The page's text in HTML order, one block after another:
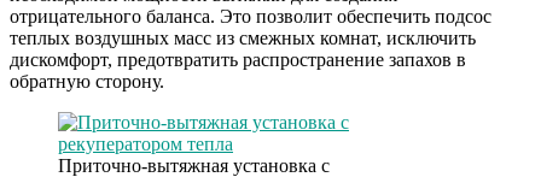
отрицательного баланса. Это позволит обеспечить подсос
теплых воздушных масс из смежных комнат, исключить
дискомфорт, предотвратить распространение запахов в
обратную сторону.
Приточно-вытяжная установка с